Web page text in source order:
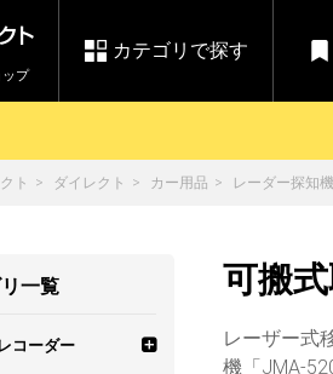
ップ
カテゴリで探す
レーダー
ーセール開催
お買い物ガイド
コーダーを比較して探す レー
Yupiteruダイレクトの商
ト ダイレクト カー用品 レーダー探知機
一覧
コーダー
可搬
レーザー式
機「JMA-